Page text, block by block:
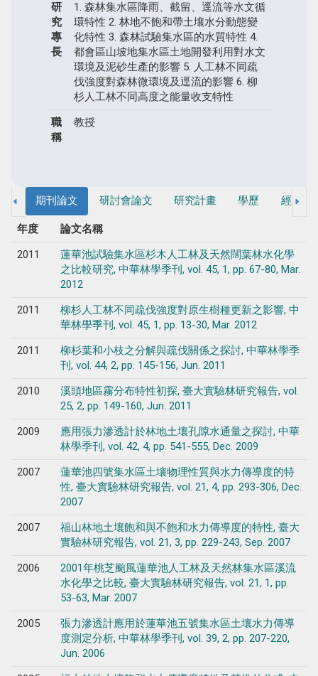
研
究
專
長
1. 森林集水區降雨、截留、逕流等水文循
環特性 2. 林地不飽和帶土壤水分動態變
化特性 3. 森林試驗集水區的水質特性 4.
都會區山坡地集水區土地開發利用對水文
環境及泥砂生產的影響 5. 人工林不同疏
伐強度對森林微環境及逕流的影響 6. 柳
杉人工林不同高度之能量收支特性
職
稱
教授
期刊論文 研討會論文 研究計畫 學歷 經歷
年度
論文名稱
2011
蓮華池試驗集水區杉木人工林及天然闊葉林水化學
之比較研究, 中華林學季刊, vol. 45, 1, pp. 67-80, Mar.
2012
2011
柳杉人工林不同疏伐強度對原生樹種更新之影響, 中
華林學季刊, vol. 45, 1, pp. 13-30, Mar. 2012
2011
柳杉葉和小枝之分解與疏伐關係之探討, 中華林學季
刊, vol. 44, 2, pp. 145-156, Jun. 2011
2010
溪頭地區霧分布特性初探, 臺大實驗林研究報告, vol.
25, 2, pp. 149-160, Jun. 2011
2009
應用張力滲透計於林地土壤孔隙水通量之探討, 中華
林學季刊, vol. 42, 4, pp. 541-555, Dec. 2009
2007
蓮華池四號集水區土壤物理性質與水力傳導度的特
性, 臺大實驗林研究報告, vol. 21, 4, pp. 293-306, Dec.
2007
2007
福山林地土壤飽和與不飽和水力傳導度的特性, 臺大
實驗林研究報告, vol. 21, 3, pp. 229-243, Sep. 2007
2006
2001年桃芝颱風蓮華池人工林及天然林集水區溪流
水化學之比較, 臺大實驗林研究報告, vol. 21, 1, pp.
53-63, Mar. 2007
2005
張力滲透計應用於蓮華池五號集水區土壤水力傳導
度測定分析, 中華林學季刊, vol. 39, 2, pp. 207-220,
Jun. 2006